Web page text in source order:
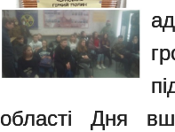
області Дня